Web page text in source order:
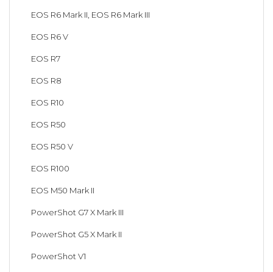
EOS R6 Mark II, EOS R6 Mark III
EOS R6 V
EOS R7
EOS R8
EOS R10
EOS R50
EOS R50 V
EOS R100
EOS M50 Mark II
PowerShot G7 X Mark III
PowerShot G5 X Mark II
PowerShot V1